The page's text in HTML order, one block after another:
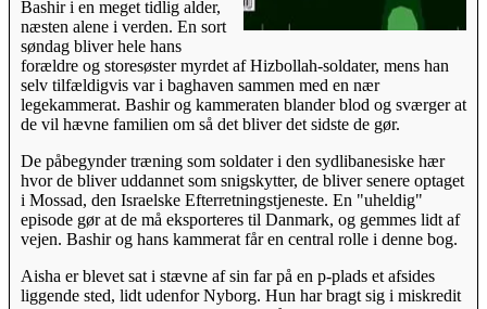
Bashir i en meget tidlig alder,
næsten alene i verden. En sort
søndag bliver hele hans
forældre og storesøster myrdet af Hizbollah-soldater, mens han
selv tilfældigvis var i baghaven sammen med en nær
legekammerat. Bashir og kammeraten blander blod og sværger at
de vil hævne familien om så det bliver det sidste de gør.
De påbegynder træning som soldater i den sydlibanesiske hær
hvor de bliver uddannet som snigskytter, de bliver senere optaget
i Mossad, den Israelske Efterretningstjeneste. En "uheldig"
episode gør at de må eksporteres til Danmark, og gemmes lidt af
vejen. Bashir og hans kammerat får en central rolle i denne bog.
Aisha er blevet sat i stævne af sin far på en p-plads et afsides
liggende sted, lidt udenfor Nyborg. Hun har bragt sig i miskredit